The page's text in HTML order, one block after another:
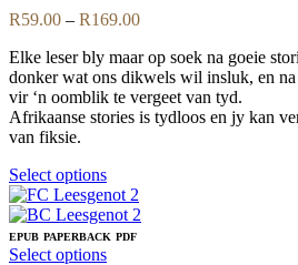
be
chosen
on
the
product
page
variants.
The
options
may
be
chosen
product
page
R59.00 – R169.00Price
R59.00
through
R169.00
Elke leser bly maar op soek na goeie
donker wat ons dikwels wil insluk, en na
vir ‘n oomblik te vergeet van tyd.
Afrikaanse stories is tydloos en jy kan
van fiksie.
Select optionsThis
product
has
multiple
variants.
EPUB PAPERBACK PDF
Select optionsThis